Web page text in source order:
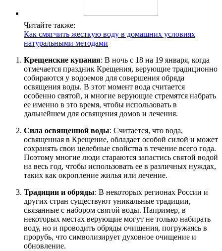
Читайте также:
Как смягчить жесткую воду в домашних условиях
натуральными методами
Крещенские купания: В ночь с 18 на 19 января, когда
отмечается праздник Крещения, верующие традиционно
собираются у водоемов для совершения обряда
освящения воды. В этот момент вода считается
особенно святой, и многие верующие стремятся набрать
ее именно в это время, чтобы использовать в
дальнейшем для освящения домов и лечения.
Сила освященной воды: Считается, что вода,
освященная в Крещение, обладает особой силой и может
сохранять свои целебные свойства в течение всего года.
Поэтому многие люди стараются запастись святой водой
на весь год, чтобы использовать ее в различных нуждах,
таких как окропление жилья или лечение.
Традиции и обряды: В некоторых регионах России и
других стран существуют уникальные традиции,
связанные с набором святой воды. Например, в
некоторых местах верующие могут не только набирать
воду, но и проводить обряды очищения, погружаясь в
прорубь, что символизирует духовное очищение и
обновление.